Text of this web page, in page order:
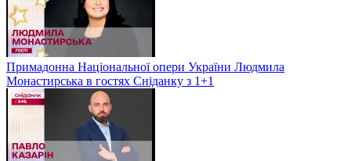
Примадонна Національної опери України Людмила
Монастирська в гостях Сніданку з 1+1